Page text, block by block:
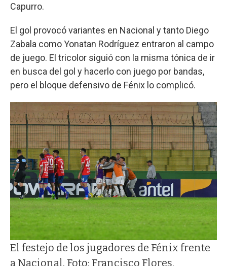
Capurro.
El gol provocó variantes en Nacional y tanto Diego
Zabala como Yonatan Rodríguez entraron al campo
de juego. El tricolor siguió con la misma tónica de ir
en busca del gol y hacerlo con juego por bandas,
pero el bloque defensivo de Fénix lo complicó.
El festejo de los jugadores de Fénix frente
a Nacional. Foto: Francisco Flores.